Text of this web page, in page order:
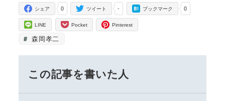
0
シェア -
ツイート 0
ブックマーク
LINE Pocket Pinterest
森岡孝二
この記事を書いた人